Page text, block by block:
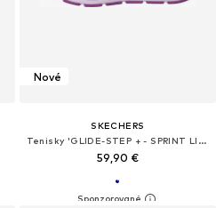
Nové
SKECHERS
Tenisky 'GLIDE-STEP + - SPRINT LINES'
59,90 €